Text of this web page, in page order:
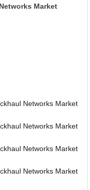
Market
Networks Market
Networks Market
Networks Market
Networks Market